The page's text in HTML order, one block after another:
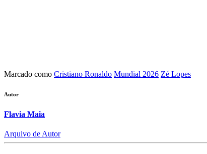
Marcado como Cristiano Ronaldo Mundial 2026 Zé Lopes
Autor
Flavia Maia
Arquivo de Autor